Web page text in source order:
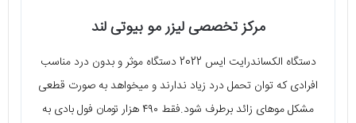
مرکز تخصصی لیزر مو بیوتی لند
دستگاه الکساندرایت ایس 2022 دستگاه موثر و بدون درد مناسب
افرادی که توان تحمل درد زیاد ندارند و میخواهد به صورت قطعی
مشکل موهای زائد برطرف شود.فقط ۴۹۰ هزار تومان فول بادی به